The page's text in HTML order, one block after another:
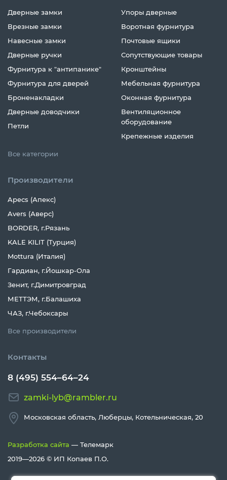
Дверные замки
Врезные замки
Навесные замки
Дверные ручки
Фурнитура к "антипанике"
Фурнитура для дверей
Броненакладки
Дверные доводчики
Петли
Упоры дверные
Воротная фурнитура
Почтовые ящики
Сопутствующие товары
Кронштейны
Мебельная фурнитура
Оконная фурнитура
Вентиляционное
оборудование
Крепежные изделия
Все категории
Производители
Apecs (Апекс)
Avers (Аверс)
BORDER, г.Рязань
KALE KILIT (Турция)
Mottura (Италия)
Гардиан, г.Йошкар-Ола
Зенит, г.Димитровград
МЕТТЭМ, г.Балашиха
ЧАЗ, г.Чебоксары
Все производители
Контакты
8 (495) 554–64–24
zamki-lyb@rambler.ru
Московская область, Люберцы, Котельническая, 20
Разработка сайта — Телемарк
2019—2026 © ИП Копаев П.О.